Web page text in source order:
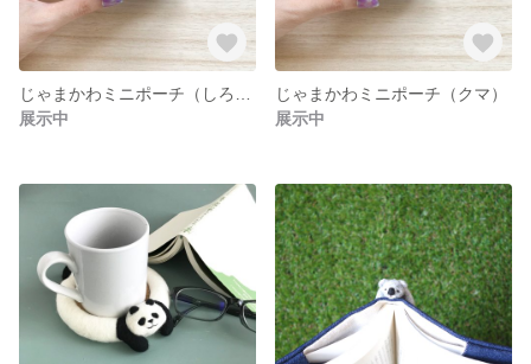
展示中
じゃまかわミニポーチ（クマ）
展示中